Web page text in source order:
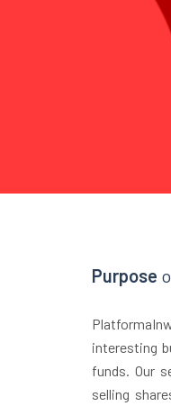
Purpose
interesting
funds. Our
selling